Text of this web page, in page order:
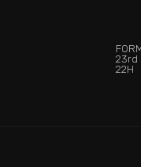
23rd
22H